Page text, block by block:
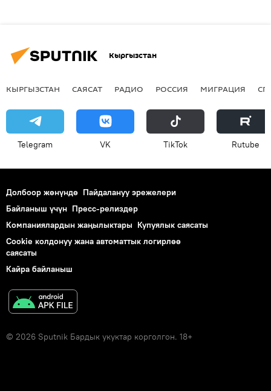
Кыргызстан
КЫРГЫЗСТАН САЯСАТ РАДИО РОССИЯ МИГРАЦИЯ
Telegram VK ТikТоk Rutube
Долбоор жөнүндө Пайдалануу эрежелери
Байланыш үчүн Пресс-релиздер
Компаниялардын жаңылыктары Купуялык саясаты
Cookie колдонуу жана автоматтык логирлөө
саясаты
Кайра байланыш
© 2026 Sputnik Бардык укуктар корголгон. 18+